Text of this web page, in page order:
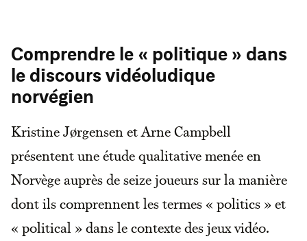
Comprendre le « politique » dans
le discours vidéoludique
norvégien
Kristine Jørgensen et Arne Campbell
présentent une étude qualitative menée en
Norvège auprès de seize joueurs sur la manière
dont ils comprennent les termes « politics » et
« political » dans le contexte des jeux vidéo.